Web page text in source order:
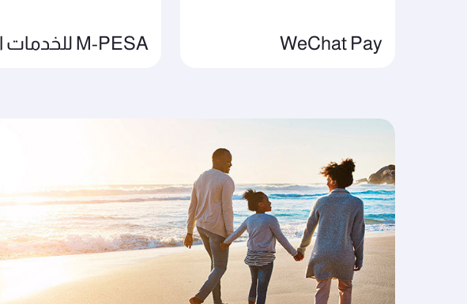
WeChat Pay M-PESA للخدمات المالية